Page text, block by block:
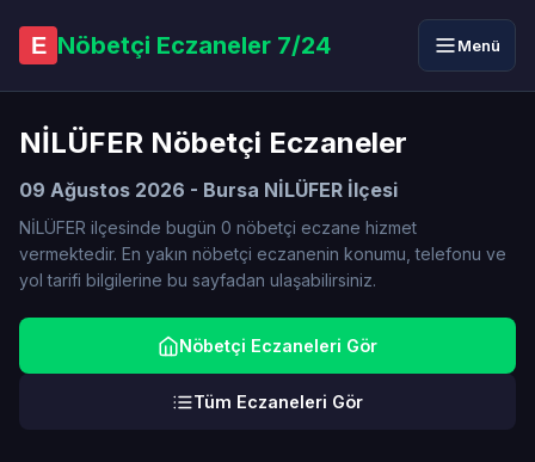
E Nöbetçi Eczaneler 7/24 Menü
NİLÜFER Nöbetçi Eczaneler
09 Ağustos 2026 - Bursa NİLÜFER İlçesi
NİLÜFER ilçesinde bugün 0 nöbetçi eczane hizmet
vermektedir. En yakın nöbetçi eczanenin konumu, telefonu ve
yol tarifi bilgilerine bu sayfadan ulaşabilirsiniz.
Nöbetçi Eczaneleri Gör
Tüm Eczaneleri Gör